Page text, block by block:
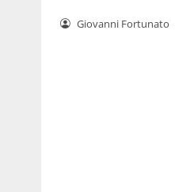
Giovanni Fortunato